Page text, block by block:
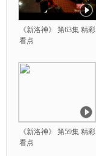
《新洛神》 第63集 精彩
看点
《新洛神》 第59集 精彩
看点